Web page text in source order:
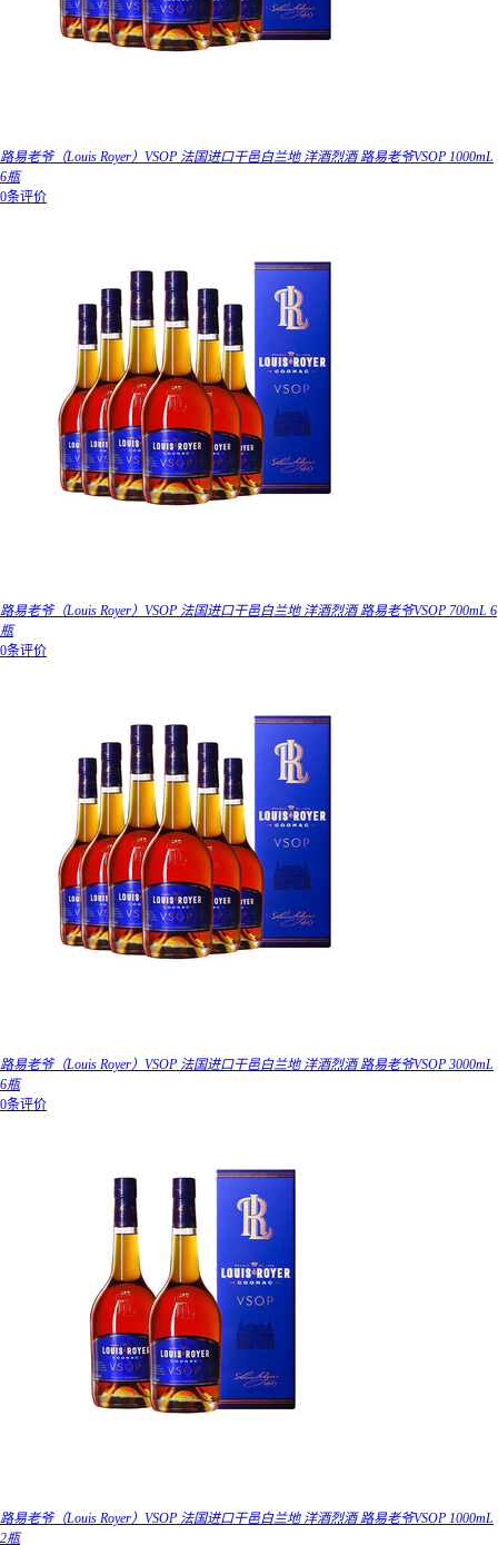
路易老爷（Louis Royer）VSOP 法国进口干邑白兰地 洋酒烈酒 路易老爷VSOP 1000mL
6瓶
0条评价
路易老爷（Louis Royer）VSOP 法国进口干邑白兰地 洋酒烈酒 路易老爷VSOP 700mL 6
瓶
0条评价
路易老爷（Louis Royer）VSOP 法国进口干邑白兰地 洋酒烈酒 路易老爷VSOP 3000mL
6瓶
0条评价
路易老爷（Louis Royer）VSOP 法国进口干邑白兰地 洋酒烈酒 路易老爷VSOP 1000mL
2瓶